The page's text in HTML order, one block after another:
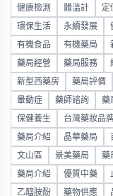
健康檢測 體溫計 定
環保生活 永續發展
有機食品 有機藥局
藥局經營 藥局服務
新型西藥房 藥局評價
暈動症 藥師諮詢 藥
保健養生 台灣藥妝品
藥局介紹 晶華藥局
文山區 景美藥局 藥
藥局介紹 優質中藥
乙醯胺酚 藥物供應